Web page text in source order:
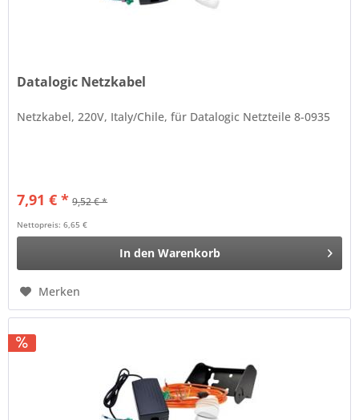
Datalogic Netzkabel
Netzkabel, 220V, Italy/Chile, für Datalogic Netzteile 8-0935
7,91 € * 9,52 € *
Nettopreis: 6,65 €
In den Warenkorb
Merken